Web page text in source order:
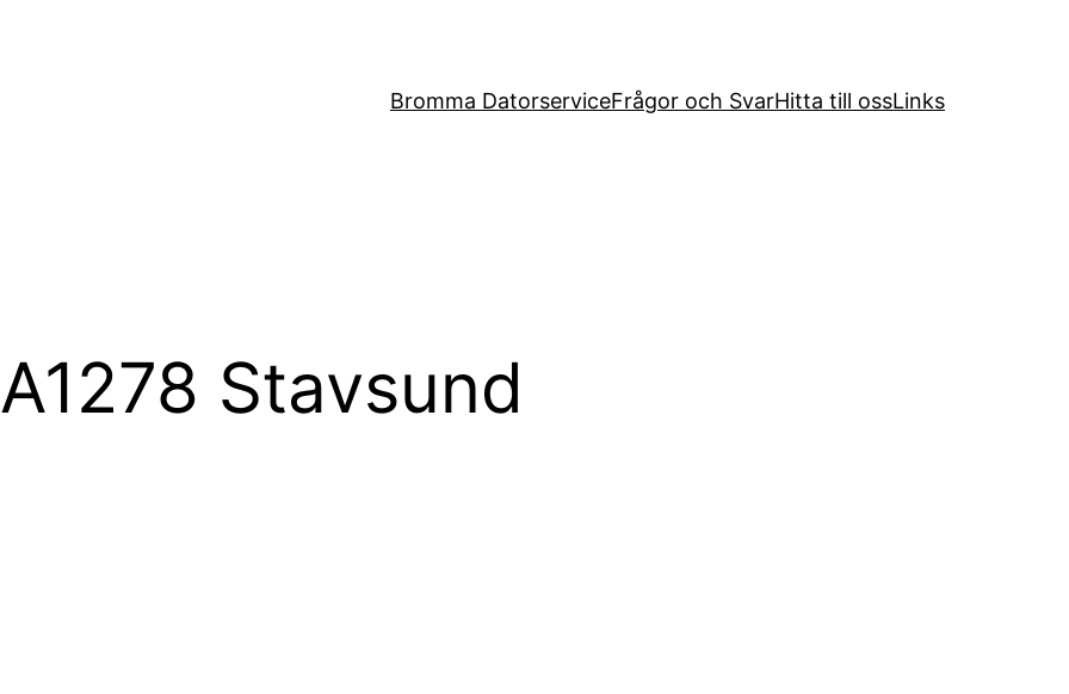
Bromma DatorserviceFrågor och SvarHitta till ossLinks
Stavsund